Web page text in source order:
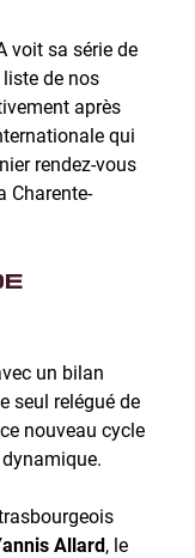
voit sa série de
de nos
après
qui
rendez-vous
Charente-
un bilan
seul relégué de
nouveau cycle
Allard, le